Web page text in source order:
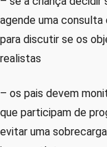
agende uma
para discutir se os
realistas
– os pais devem
que participam de
evitar uma